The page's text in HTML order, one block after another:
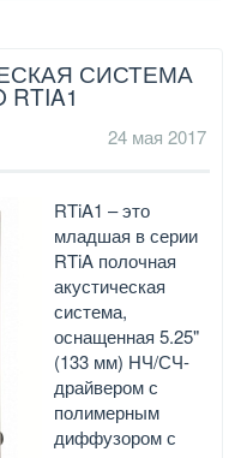
СИСТЕМА
RTIA1
24 мая 2017
RTiA1 – это
младшая в серии
RTiA полочная
акустическая
система,
оснащенная 5.25"
(133 мм) НЧ/СЧ-
драйвером с
полимерным
диффузором с